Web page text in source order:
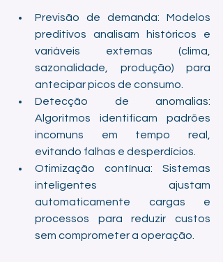
Previsão de demanda: Modelos
preditivos analisam históricos e
variáveis externas (clima,
sazonalidade, produção) para
antecipar picos de consumo.
Detecção de anomalias:
Algoritmos identificam padrões
incomuns em tempo real,
evitando falhas e desperdícios.
Otimização contínua: Sistemas
inteligentes ajustam
automaticamente cargas e
processos para reduzir custos
sem comprometer a operação.